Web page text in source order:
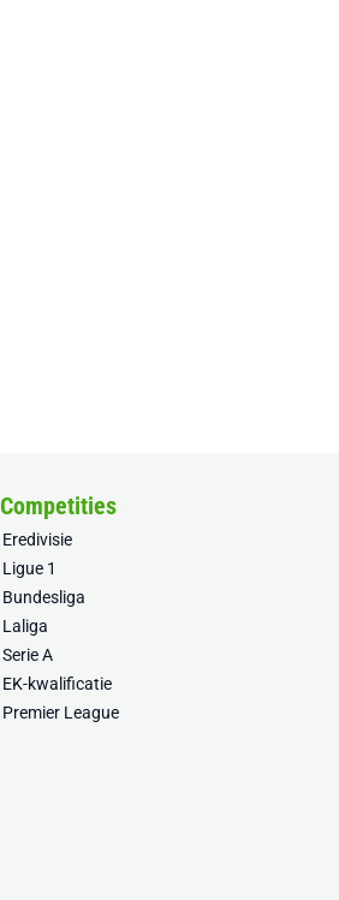
Competities
Eredivisie
Ligue 1
Bundesliga
Laliga
Serie A
EK-kwalificatie
Premier League